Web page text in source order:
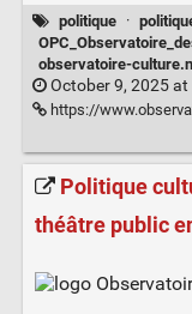
politique ·
observatoire-
October 9, 2025 at
https://www.observatoire-
Politique
théâtre public